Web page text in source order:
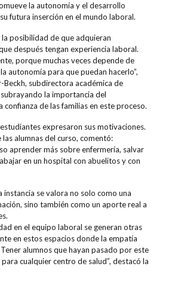
la autonomía y el desarrollo
futura inserción en el mundo laboral.
la posibilidad de que adquieran
después tengan experiencia laboral.
porque muchas veces depende de
autonomía para que puedan hacerlo”,
subdirectora académica de
la importancia del
confianza de las familias en este proceso.
expresaron sus motivaciones.
las alumnas del curso, comentó:
aprender más sobre enfermería, salvar
en un hospital con abuelitos y con
instancia se valora no solo como una
sino también como un aporte real a
en el equipo laboral se generan otras
en estos espacios donde la empatía
alumnos que hayan pasado por este
cualquier centro de salud”, destacó la